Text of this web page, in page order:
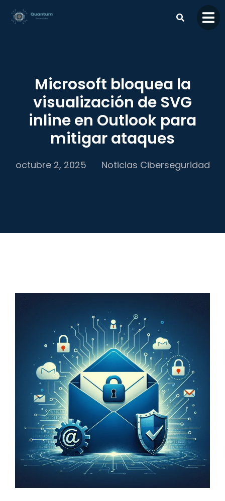
contenido
Microsoft bloquea la
visualización de SVG
inline en Outlook para
mitigar ataques
octubre 2, 2025 Noticias Ciberseguridad